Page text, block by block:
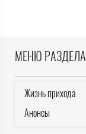
МЕНЮ РАЗДЕЛА
Жизнь прихода
Анонсы